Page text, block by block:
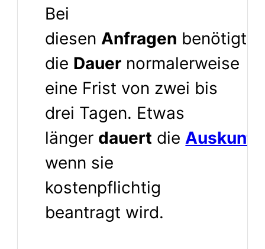
Bei
diesenAnfragen benötigt
die Dauer normalerweise
eine Frist von zwei bis
drei Tagen. Etwas
länger dauert dieAuskunft
wenn sie
kostenpflichtig
beantragt wird.